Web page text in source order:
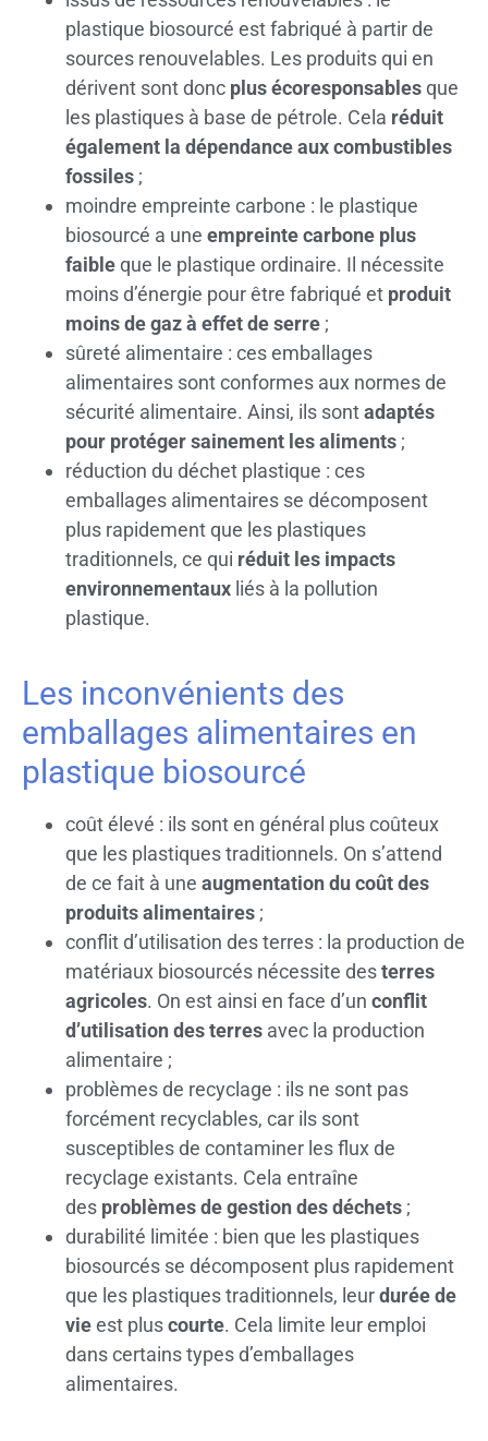
plastique biosourcé est fabriqué à partir de
sources renouvelables. Les produits qui en
dérivent sont donc plus écoresponsablesque
les plastiques à base de pétrole. Cela réduit
également la dépendance aux combustibles
fossiles ;
moindre empreinte carbone : le plastique
biosourcé a une empreinte carbone plus
faibleque le plastique ordinaire. Il nécessite
moins d’énergie pour être fabriqué et produit
moins de gaz à effet de serre ;
sûreté alimentaire : ces emballages
alimentaires sont conformes aux normes de
sécurité alimentaire. Ainsi, ils sontadaptés
pour protéger sainement les aliments ;
réduction du déchet plastique : ces
emballages alimentaires se décomposent
plus rapidement que les plastiques
traditionnels, ce qui réduit les impacts
environnementaux liés à la pollution
plastique.
Les inconvénients des
emballages alimentaires en
plastique biosourcé
coût élevé : ils sont en général plus coûteux
que les plastiques traditionnels. On s’attend
de ce fait à une augmentation du coût des
produits alimentaires ;
conflit d’utilisation des terres : la production de
matériaux biosourcés nécessite desterres
agricoles. On est ainsi en face d’un conflit
d’utilisation des terres avec la production
alimentaire ;
problèmes de recyclage : ils ne sont pas
forcément recyclables, car ils sont
susceptibles de contaminer les flux de
recyclage existants. Cela entraîne
des problèmes de gestion des déchets ;
durabilité limitée : bien que les plastiques
biosourcés se décomposent plus rapidement
que les plastiques traditionnels, leurdurée de
vieest pluscourte. Cela limite leur emploi
dans certains types d’emballages
alimentaires.